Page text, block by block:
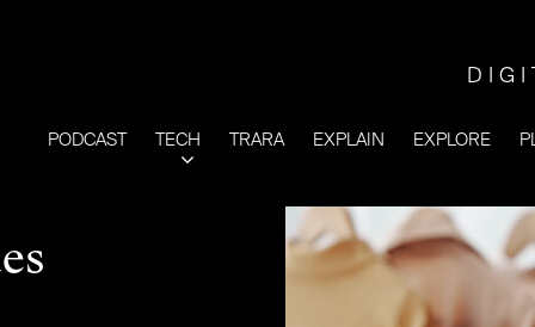
PODCAST TECH TRARA EXPLAIN EXPLORE